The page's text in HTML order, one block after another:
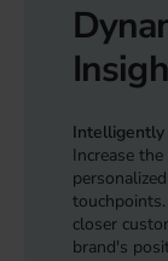
Intelligently
Increase
closer
brand's